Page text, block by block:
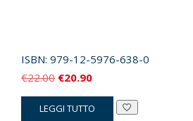
ISBN: 979-12-5976-638-0
€22.00 Il
prezzo
originale
€20.90Il
prezzo
attuale
LEGGI TUTTO